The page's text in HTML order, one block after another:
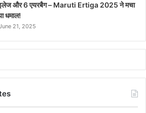
और 6 एयरबैग – Maruti Ertiga 2025 ने मचा
धमाल!
21, 2025